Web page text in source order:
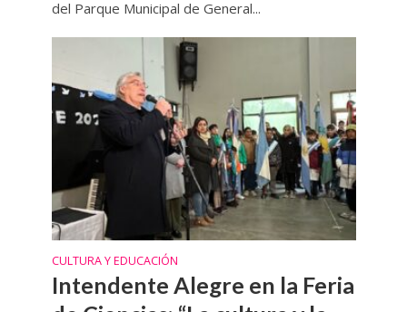
del Parque Municipal de General...
CULTURA Y EDUCACIÓN
Intendente Alegre en la Feria